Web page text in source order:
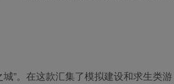
”。在这款汇集了模拟建设和求生类游